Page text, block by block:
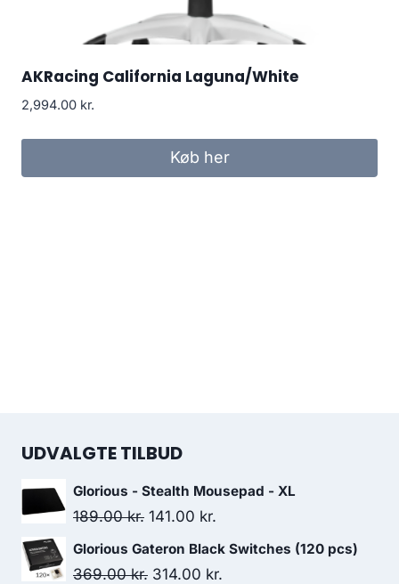
AKRacing California Laguna/White
2,994.00 kr.
Køb her
UDVALGTE TILBUD
Glorious - Stealth Mousepad - XL
189.00kr. Original
price
was:
141.00 kr.
price
is:
Glorious Gateron Black Switches (120 pcs)
369.00kr. Original
314.00 kr.